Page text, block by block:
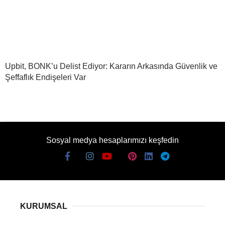
Upbit, BONK’u Delist Ediyor: Kararın Arkasında Güvenlik ve
Şeffaflık Endişeleri Var
Sosyal medya hesaplarımızı keşfedin
KURUMSAL